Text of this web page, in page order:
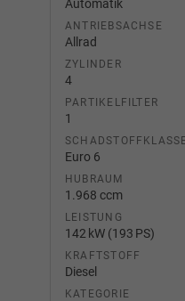
Automatik
ANTRIEBSACHSE
Allrad
ZYLINDER
4
PARTIKELFILTER
1
SCHADSTOFFKLASSE
Euro 6
HUBRAUM
1.968 ccm
LEISTUNG
142 kW (193 PS)
KRAFTSTOFF
Diesel
KATEGORIE